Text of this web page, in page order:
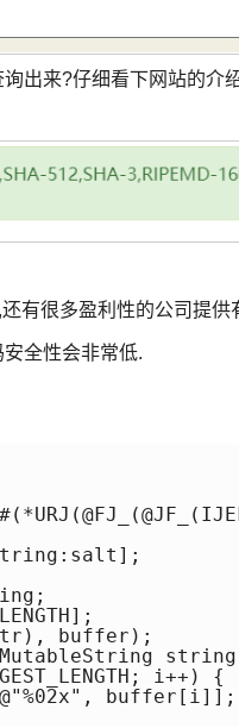
出来?仔细看下网站的介
有很多盈利性的公司提供
全性会非常低.
buffer);
i++) {
buffer[i]];